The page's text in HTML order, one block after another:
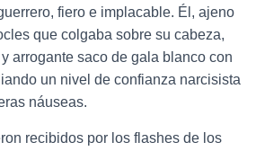
fiero e implacable. Él, ajeno
que colgaba sobre su cabeza,
arrogante saco de gala blanco con
un nivel de confianza narcisista
náuseas.
recibidos por los flashes de los